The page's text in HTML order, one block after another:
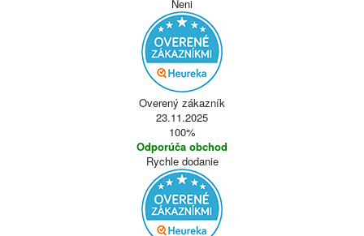
Neni
Overený zákazník
23.11.2025
100%
Odporúča obchod
Rychle dodanie